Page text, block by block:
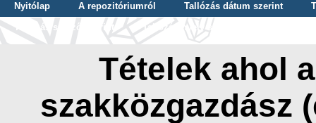
Nyitólap A repozitóriumról Tallózás dátum szerint
Tallózás szerző szerint
Tallózás nyelv szerint
Tételek ahol
szakközgazdász